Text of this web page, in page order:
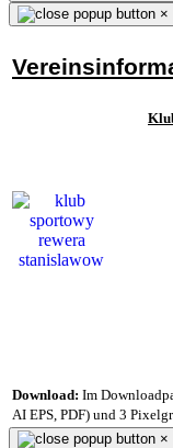
×
Download: Im
AI EPS, PDF) und 3
×